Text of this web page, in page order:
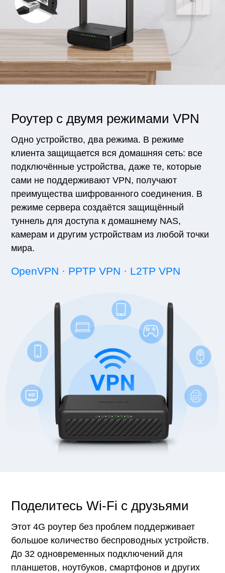
Роутер с двумя режимами VPN
Одно устройство, два режима. В режиме
клиента защищается вся домашняя сеть: все
подключённые устройства, даже те, которые
сами не поддерживают VPN, получают
преимущества шифрованного соединения. В
режиме сервера создаётся защищённый
туннель для доступа к домашнему NAS,
камерам и другим устройствам из любой точки
мира.
OpenVPN · PPTP VPN · L2TP VPN
Поделитесь Wi-Fi с друзьями
Этот 4G роутер без проблем поддерживает
большое количество беспроводных устройств.
До 32 одновременных подключений для
планшетов, ноутбуков, смартфонов и других